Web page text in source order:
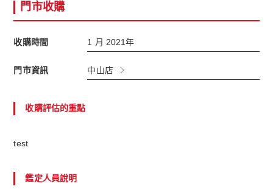
門市收購
收購時間 1 月 2021年
門市資訊 中山店
收購評估的重點
test
鑑定人員說明